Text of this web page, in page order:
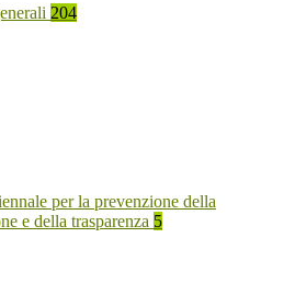
204
per la prevenzione della
e della trasparenza 5